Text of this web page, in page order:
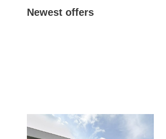
Newest offers